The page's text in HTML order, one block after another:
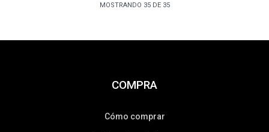
MOSTRANDO 35DE 35
COMPRA
Cómo comprar